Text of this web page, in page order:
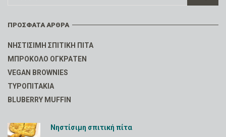
ΠΡΌΣΦΑΤΑ ΆΡΘΡΑ
ΝΗΣΤΊΣΙΜΗ ΣΠΙΤΙΚΉ ΠΊΤΑ
ΜΠΡΌΚΟΛΟ ΟΓΚΡΑΤΕΝ
VEGAN BROWNIES
ΤΥΡΟΠΙΤΆΚΙΑ
BLUBERRY MUFFIN
Νηστίσιμη σπιτική πίτα